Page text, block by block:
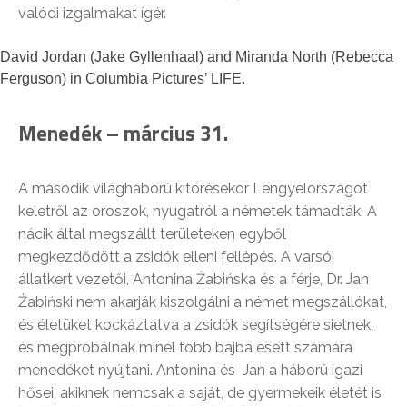
valódi izgalmakat ígér.
David Jordan (Jake Gyllenhaal) and Miranda North (Rebecca
Ferguson) in Columbia Pictures’ LIFE.
Menedék – március 31.
A második világháború kitörésekor Lengyelországot
keletről az oroszok, nyugatról a németek támadták. A
nácik által megszállt területeken egyből
megkezdődött a zsidók elleni fellépés. A varsói
állatkert vezetői, Antonina Żabińska és a férje, Dr. Jan
Żabiński nem akarják kiszolgálni a német megszállókat,
és életüket kockáztatva a zsidók segítségére sietnek,
és megpróbálnak minél több bajba esett számára
menedéket nyújtani. Antonina és Jan a háború igazi
hősei, akiknek nemcsak a saját, de gyermekeik életét is